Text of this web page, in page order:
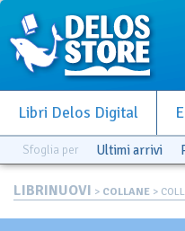
Libri Delos Digital
Sfoglia per Ultimi arrivi
LIBRINUOVI > COLLANE >